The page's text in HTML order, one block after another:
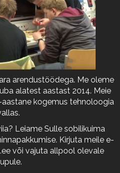
arendustöödega. Me oleme
alatest aastast 2014. Meie
aastane kogemus tehnoloogia
Leiame Sulle sobilikuima
Kirjuta meile e-
või vajuta allpool olevale